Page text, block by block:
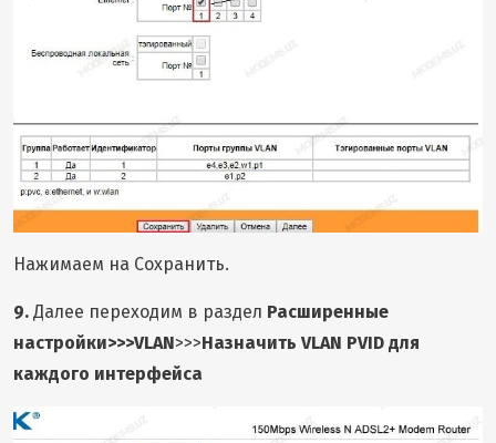
Нажимаем на Сохранить.
9. Далее переходим в раздел Расширенные
настройки>>>VLAN>>>Назначить VLAN PVID для
каждого интерфейса